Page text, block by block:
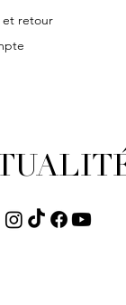
et retour